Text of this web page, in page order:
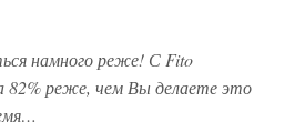
намного реже! С Fito
82% реже, чем Вы делаете это